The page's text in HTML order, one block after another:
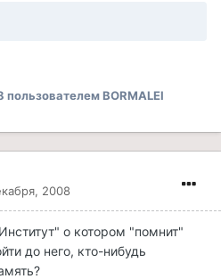
пользователем BORMALEI
2008
о котором "помнит"
до него, кто-нибудь